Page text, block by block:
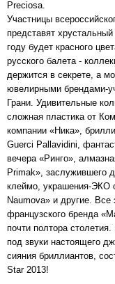
Preciosa.
Участницы
представят
году будет красного
русского балета -
держится в секрете, а
ювелирными брендами-
Грани. Удивительные
сложная пластика от
компании «Ника»,
Guerci Pallavidini,
вечера «Ринго»,
Primak», заслужившего
клеймо, украшения-ЭКО
Naumova» и другие. Все
французского бренда
почти полтора
под звуки настоящего
сияния бриллиантов,
Star 2013!